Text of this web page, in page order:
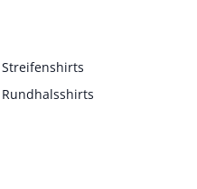
Streifenshirts
Rundhalsshirts